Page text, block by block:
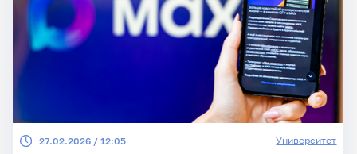
27.02.2026 / 12:05 Университет